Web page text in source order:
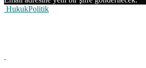
HukukPolitik